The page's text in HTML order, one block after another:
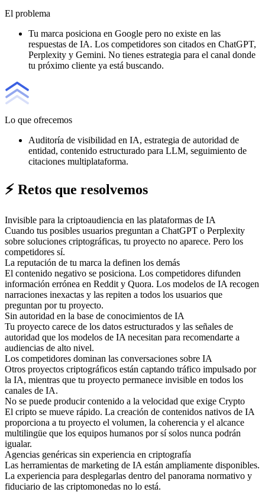
El problema
Tu marca posiciona en Google pero no existe en las
respuestas de IA. Los competidores son citados en ChatGPT,
Perplexity y Gemini. No tienes estrategia para el canal donde
tu próximo cliente ya está buscando.
Lo que ofrecemos
Auditoría de visibilidad en IA, estrategia de autoridad de
entidad, contenido estructurado para LLM, seguimiento de
citaciones multiplataforma.
⚡ Retos que resolvemos
Invisible para la criptoaudiencia en las plataformas de IA
Cuando tus posibles usuarios preguntan a ChatGPT o Perplexity
sobre soluciones criptográficas, tu proyecto no aparece. Pero los
competidores sí.
La reputación de tu marca la definen los demás
El contenido negativo se posiciona. Los competidores difunden
información errónea en Reddit y Quora. Los modelos de IA recogen
narraciones inexactas y las repiten a todos los usuarios que
preguntan por tu proyecto.
Sin autoridad en la base de conocimientos de IA
Tu proyecto carece de los datos estructurados y las señales de
autoridad que los modelos de IA necesitan para recomendarte a
audiencias de alto nivel.
Los competidores dominan las conversaciones sobre IA
Otros proyectos criptográficos están captando tráfico impulsado por
la IA, mientras que tu proyecto permanece invisible en todos los
canales de IA.
No se puede producir contenido a la velocidad que exige Crypto
El cripto se mueve rápido. La creación de contenidos nativos de IA
proporciona a tu proyecto el volumen, la coherencia y el alcance
multilingüe que los equipos humanos por sí solos nunca podrán
igualar.
Agencias genéricas sin experiencia en criptografía
Las herramientas de marketing de IA están ampliamente disponibles.
La experiencia para desplegarlas dentro del panorama normativo y
fiduciario de las criptomonedas no lo está.